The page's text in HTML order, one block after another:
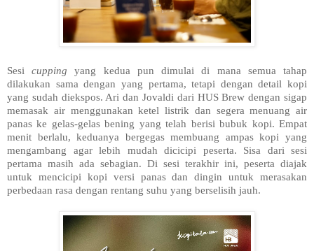
Sesicupping yang kedua pun dimulai di mana semua tahap
dilakukan sama dengan yang pertama, tetapi dengan detail kopi
yang sudah diekspos. Ari dan Jovaldi dari HUS Brew dengan sigap
memasak air menggunakan ketel listrik dan segera menuang air
panas ke gelas-gelas bening yang telah berisi bubuk kopi. Empat
menit berlalu, keduanya bergegas membuang ampas kopi yang
mengambang agar lebih mudah dicicipi peserta. Sisa dari sesi
pertama masih ada sebagian. Di sesi terakhir ini, peserta diajak
untuk mencicipi kopi versi panas dan dingin untuk merasakan
perbedaan rasa dengan rentang suhu yang berselisih jauh.